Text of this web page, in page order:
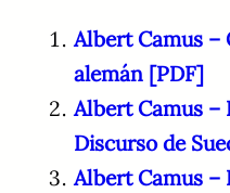
Albert Camus –
alemán [PDF]
Albert Camus –
Discurso de
Albert Camus –